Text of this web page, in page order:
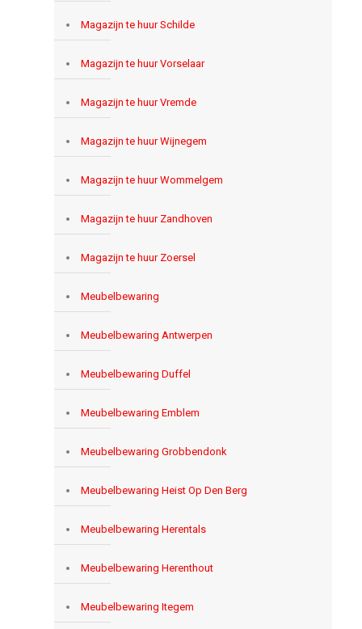
Magazijn te huur Schilde
Magazijn te huur Vorselaar
Magazijn te huur Vremde
Magazijn te huur Wijnegem
Magazijn te huur Wommelgem
Magazijn te huur Zandhoven
Magazijn te huur Zoersel
Meubelbewaring
Meubelbewaring Antwerpen
Meubelbewaring Duffel
Meubelbewaring Emblem
Meubelbewaring Grobbendonk
Meubelbewaring Heist Op Den Berg
Meubelbewaring Herentals
Meubelbewaring Herenthout
Meubelbewaring Itegem